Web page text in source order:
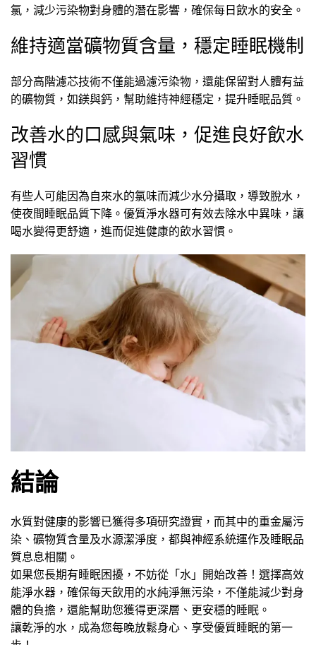
氯，減少污染物對身體的潛在影響，確保每日飲水的安全。
維持適當礦物質含量，穩定睡眠機制
部分高階濾芯技術不僅能過濾污染物，還能保留對人體有益
的礦物質，如鎂與鈣，幫助維持神經穩定，提升睡眠品質。
改善水的口感與氣味，促進良好飲水
習慣
有些人可能因為自來水的氯味而減少水分攝取，導致脫水，
使夜間睡眠品質下降。優質淨水器可有效去除水中異味，讓
喝水變得更舒適，進而促進健康的飲水習慣。
結論
水質對健康的影響已獲得多項研究證實，而其中的重金屬污
染、礦物質含量及水源潔淨度，都與神經系統運作及睡眠品
質息息相關。
如果您長期有睡眠困擾，不妨從「水」開始改善！選擇高效
能淨水器，確保每天飲用的水純淨無污染，不僅能減少對身
體的負擔，還能幫助您獲得更深層、更安穩的睡眠。
讓乾淨的水，成為您每晚放鬆身心、享受優質睡眠的第一